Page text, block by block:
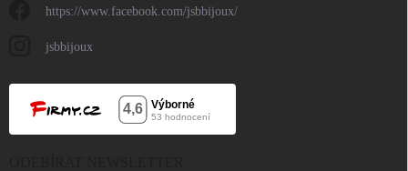
https://www.facebook.com/jsbbijoux/
jsbbijoux